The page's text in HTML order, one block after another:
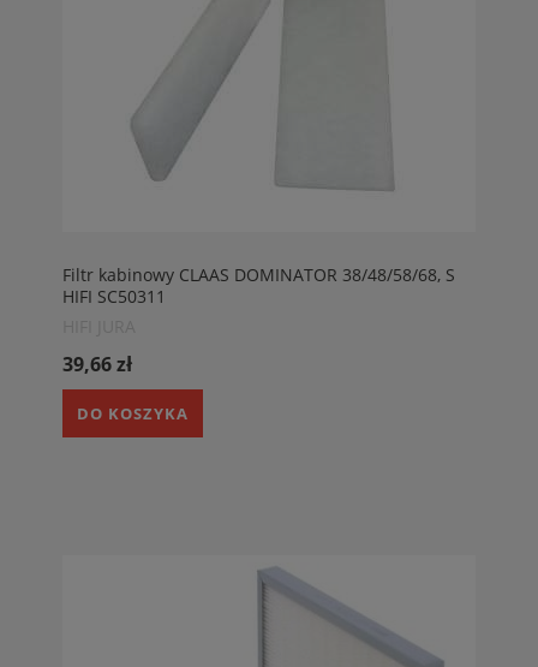
Filtr kabinowy CLAAS DOMINATOR 38/48/58/68, S
HIFI SC50311
39,66 zł
DO KOSZYKA